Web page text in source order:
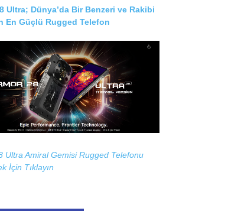
Ultra; Dünya’da Bir Benzeri ve Rakibi
En Güçlü Rugged Telefon
Ultra Amiral Gemisi Rugged Telefonu
İçin Tıklayın